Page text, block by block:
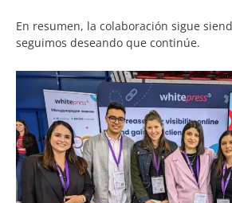
En resumen, la colaboración sigue
seguimos deseando que continúe.